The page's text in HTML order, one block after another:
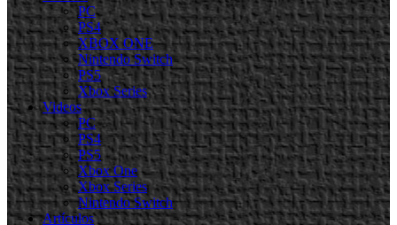
PC
PS4
XBOX ONE
Nintendo Switch
PS5
Xbox Series
Videos
PC
PS4
PS5
Xbox One
Xbox Series
Nintendo Switch
Artículos